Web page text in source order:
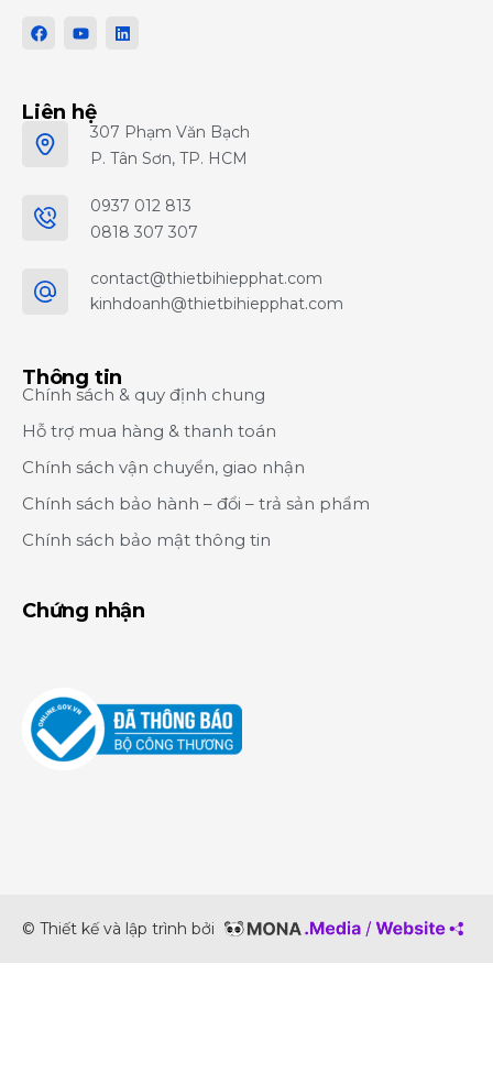
Liên hệ
307 Phạm Văn Bạch
P. Tân Sơn, TP. HCM
0937 012 813
0818 307 307
contact@thietbihiepphat.com
kinhdoanh@thietbihiepphat.com
Thông tin
Chính sách & quy định chung
Hỗ trợ mua hàng & thanh toán
Chính sách vận chuyển, giao nhận
Chính sách bảo hành – đổi – trả sản phẩm
Chính sách bảo mật thông tin
Chứng nhận
© Thiết kế và lập trình bởi